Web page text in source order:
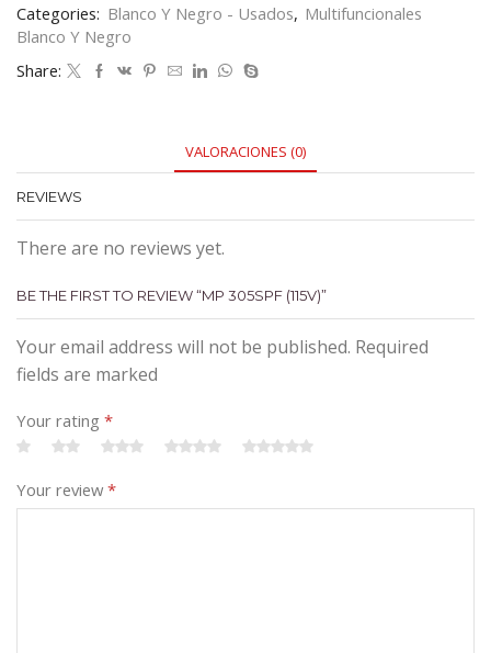
Categories: Blanco Y Negro - Usados, Multifuncionales
Blanco Y Negro
Share:
VALORACIONES (0)
REVIEWS
There are no reviews yet.
BE THE FIRST TO REVIEW “MP 305SPF (115V)”
Your email address will not be published. Required
fields are marked
Your rating *
Your review *